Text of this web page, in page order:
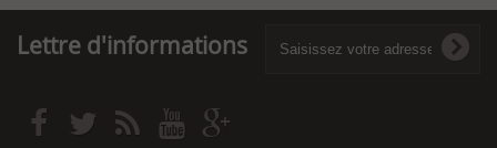
Lettre d'informations